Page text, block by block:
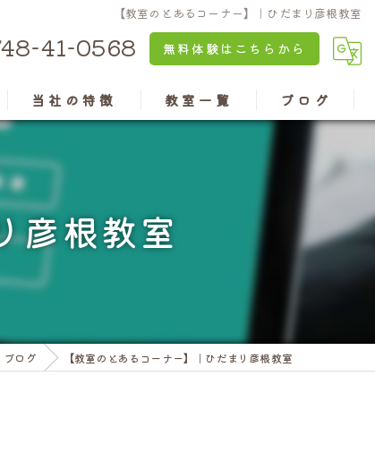
【教室のとあるコーナー】｜ひだまり彦根教室
41-0568 無料体験はこちらから
当社の特徴
京都のパソコン教室
兵庫のパソコン教室
認知症予防
老後の楽しみ
教室一覧
水口教室
亀岡教室
ブログ
彦根教室
ブログ 【教室のとあるコーナー】｜ひだまり彦根教室